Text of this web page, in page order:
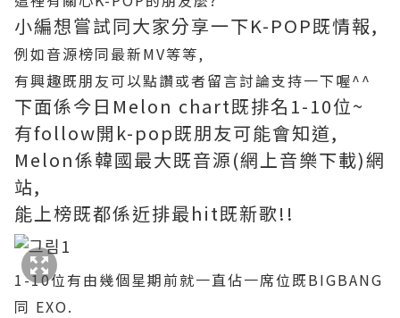
小編想嘗試同大家分享一下K-POP既情報,
例如音源榜同最新MV等等,
有興趣既朋友可以點讚或者留言討論支持一下喔^^
下面係今日Melon chart既排名1-10位~
有follow開k-pop既朋友可能會知道,
Melon係韓國最大既音源(網上音樂下載)網
站,
能上榜既都係近排最hit既新歌!!
1-10位有由幾個星期前就一直佔一席位既BIGBANG
同 EXO.